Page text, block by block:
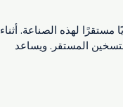
لهذه الصناعة. أثناء
المستقر. ويساعد